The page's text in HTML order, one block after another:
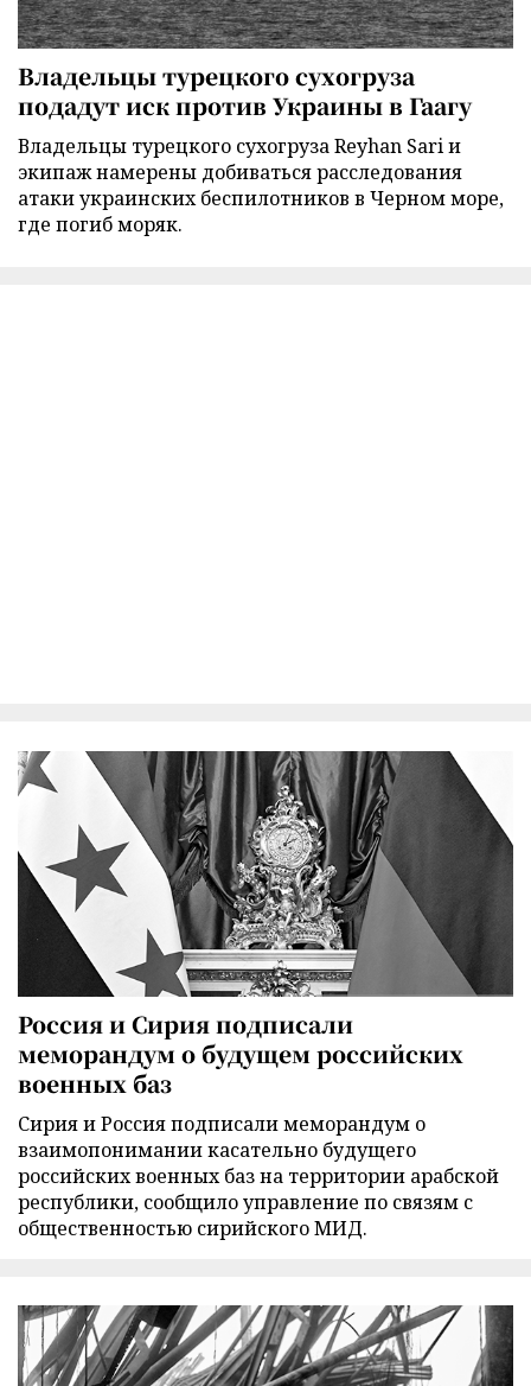
Владельцы турецкого сухогруза
подадут иск против Украины в Гаагу
Владельцы турецкого сухогруза Reyhan Sari и
экипаж намерены добиваться расследования
атаки украинских беспилотников в Черном море,
где погиб моряк.
Россия и Сирия подписали
меморандум о будущем российских
военных баз
Сирия и Россия подписали меморандум о
взаимопонимании касательно будущего
российских военных баз на территории арабской
республики, сообщило управление по связям с
общественностью сирийского МИД.